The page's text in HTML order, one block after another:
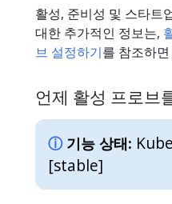
활성, 준비성 및 스타트
대한 추가적인 정보는,
브 설정하기를 참조하면
언제 활성 프로브
기능 상태:
[stable]